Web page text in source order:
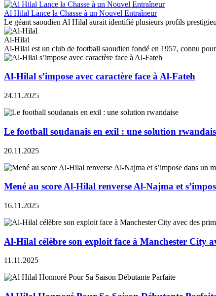
Al Hilal Lance la Chasse à un Nouvel Entraîneur
Le géant saoudien Al Hilal aurait identifié plusieurs profils
Al-Hilal
Al-Hilal est un club de football saoudien fondé en 1957, connu
Al-Hilal s’impose avec caractère face à Al-Fateh
24.11.2025
Le football soudanais en exil : une solution
20.11.2025
Mené au score Al-Hilal renverse Al-Najma et
16.11.2025
Al-Hilal célèbre son exploit face à Manchester City
11.11.2025